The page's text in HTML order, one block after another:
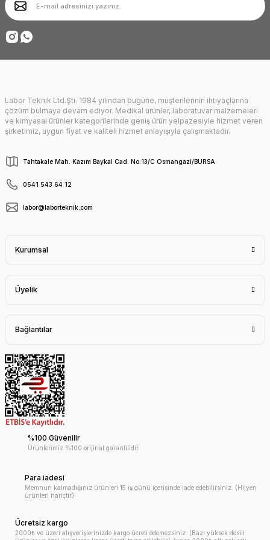
Ürün fiyatı diğer sitelerden daha pahalı.
Bu ürüne benzer farklı alternatifler olmalı.
Gönder
Deneyimini Paylaş
Labor Teknik Ltd.Şti. 1984 yılından bugüne, müşterilerinin ihtiyaçlarına
çözüm bulmaya devam ediyor. Medikal ürünler, laboratuvar malzemeleri
ve kimyasal ürünler kategorilerinde geniş ürün yelpazesiyle hizmet veren
şirketimiz, uygun fiyat ve kaliteli hizmet anlayışıyla çalışmaktadır.
Tahtakale Mah. Kazım Baykal Cad. No:13/C Osmangazi/BURSA
0541 543 64 12
labor@laborteknik.com
Kurumsal
Üyelik
Bağlantılar
%100 Güvenilir
Ürünlerimiz %100 orijinal garantilidir.
Para iadesi
Memnun kalmadığınız ürünleri 15 iş günü içerisinde iade edebilirsiniz. (Hijyen
ürünleri hariçtir)
Ücretsiz kargo
2000₺ ve üzeri alışverişlerinizde kargo ücreti ödemezsiniz. (Bazı yüksek desili